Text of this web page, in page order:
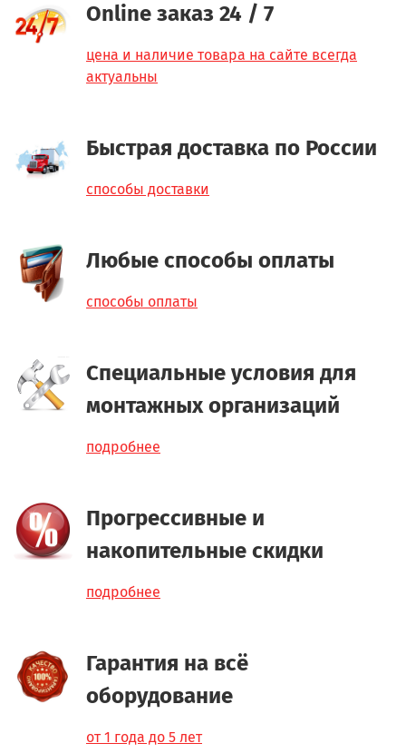
Online заказ 24 / 7
цена и наличие товара на сайте всегда
актуальны
Быстрая доставка по России
способы доставки
Любые способы оплаты
способы оплаты
Специальные условия для
монтажных организаций
подробнее
Прогрессивные и
накопительные скидки
подробнее
Гарантия на всё
оборудование
от 1 года до 5 лет